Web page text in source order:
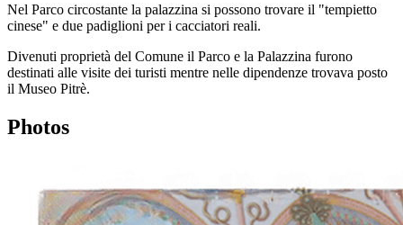
Nel Parco circostante la palazzina si possono trovare il "tempietto
cinese" e due padiglioni per i cacciatori reali.
Divenuti proprietà del Comune il Parco e la Palazzina furono
destinati alle visite dei turisti mentre nelle dipendenze trovava posto
il Museo Pitrè.
Photos